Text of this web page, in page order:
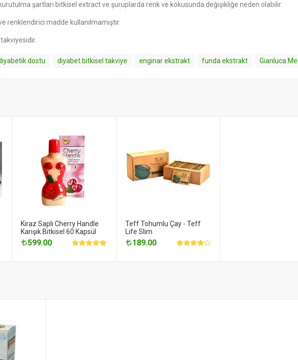
şartları bitkisel extract ve şuruplarda renk ve kokusunda değişikliğe neden olabilir.
renklendirici madde kullanılmamıştır.
dostu diyabet bitkisel takviye enginar ekstrakt funda ekstrakt Gianluca
Kiraz Saplı Cherry Handle
Karışık Bitkisel 60 Kapsül
599.00
Teff Tohumlu Çay - Teff
Life Slim
189.00